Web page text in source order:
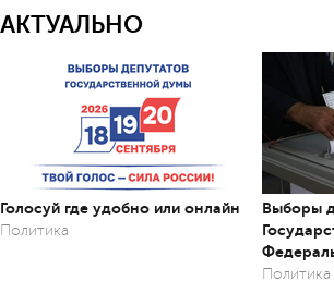
АКТУАЛЬНО
Голосуй где удобно или онлайн
Политика
Выборы
Политика